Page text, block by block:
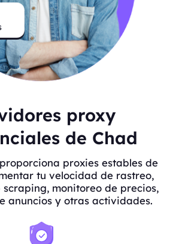
proxy
de Chad
proxies estables de
tu velocidad de rastreo,
monitoreo de precios,
anuncios y otras actividades.